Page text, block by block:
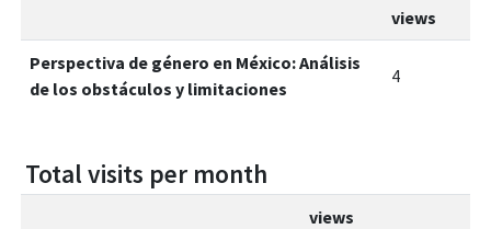
views
Perspectiva de género en México: Análisis
de los obstáculos y limitaciones
4
Total visits per month
views